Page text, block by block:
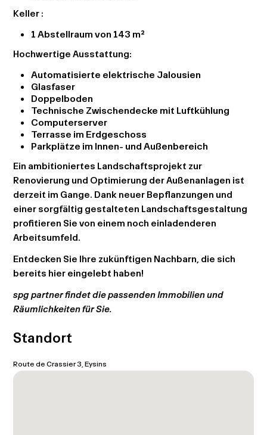
Keller :
1 Abstellraum von 143 m²
Hochwertige Ausstattung:
Automatisierte elektrische Jalousien
Glasfaser
Doppelboden
Technische Zwischendecke mit Luftkühlung
Computerserver
Terrasse im Erdgeschoss
Parkplätze im Innen- und Außenbereich
Ein ambitioniertes Landschaftsprojekt zur
Renovierung und Optimierung der Außenanlagen ist
derzeit im Gange. Dank neuer Bepflanzungen und
einer sorgfältig gestalteten Landschaftsgestaltung
profitieren Sie von einem noch einladenderen
Arbeitsumfeld.
Entdecken Sie Ihre zukünftigen Nachbarn, die sich
bereits hier eingelebt haben!
spg partner findet die passenden Immobilien und
Räumlichkeiten für Sie.
Standort
Route de Crassier 3, Eysins